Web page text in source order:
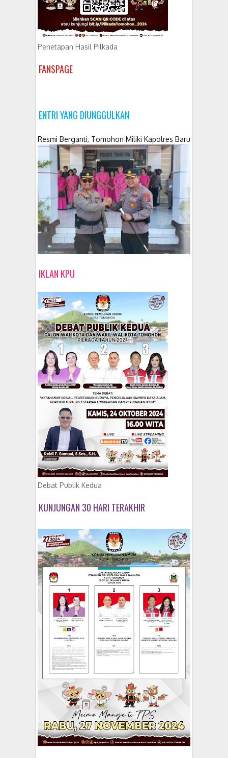
Penetapan Hasil Pilkada
FANSPAGE
ENTRI YANG DIUNGGULKAN
Resmi Berganti, Tomohon Miliki Kapolres Baru
IKLAN KPU
Debat Publik Kedua
KUNJUNGAN 30 HARI TERAKHIR